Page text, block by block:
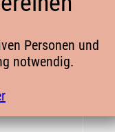
Personen und
notwendig.